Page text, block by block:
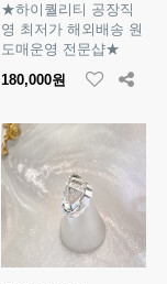
★하이퀄리티 공장직
영 최저가 해외배송 원
도매운영 전문샵★
180,000원